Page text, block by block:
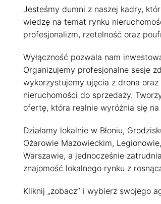
Jesteśmy dumni z naszej kadry,
wiedzę na temat rynku
profesjonalizm, rzetelność oraz
Wyłączność pozwala nam
Organizujemy profesjonalne sesje
wykorzystujemy ujęcia z drona
nieruchomości do sprzedaży.
ofertę, która realnie wyróżnia się
Działamy lokalnie w Błoniu,
Ożarowie Mazowieckim,
Warszawie, a jednocześnie
znajomość lokalnego rynku z
Kliknij „zobacz” i wybierz swojego